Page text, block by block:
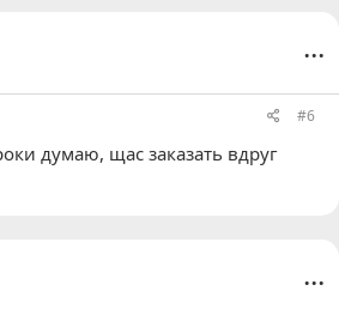
...
#6
думаю, щас заказать вдруг
...